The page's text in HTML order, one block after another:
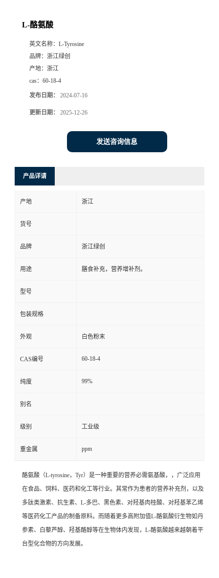
L-酪氨酸
英文名称： L-Tyrosine
品牌： 浙江绿创
产地： 浙江
cas： 60-18-4
发布日期： 2024-07-16
更新日期： 2025-12-26
发送咨询信息
产品详请
产地 浙江
货号
品牌 浙江绿创
用途 膳食补充，营养增补剂。
型号
包装规格
外观 白色粉末
CAS编号 60-18-4
纯度 99%
别名
级别 工业级
重金属 ppm
酪氨酸（L-tyrosine，Tyr）是一种重要的营养必需氨基酸，
，广泛应用
在食品、饲料、医药和化工等行业。其常作为患者的营养补充剂 ，以及
多肽类激素、抗生素、L-多巴、黑色素、 对羟基肉桂酸、对羟基苯乙烯
等医药化工产品的制备原料。而随着更多高附加值L-酪氨酸衍生物如丹
参素、
白藜芦醇、羟基酪醇等在生物体内发现，L-酪氨酸越来越朝着平
台型化合物的方向发展。